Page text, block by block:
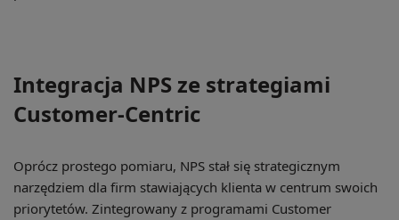
Integracja NPS ze strategiami
Customer-Centric
Oprócz prostego pomiaru, NPS stał się strategicznym
narzędziem dla firm stawiających klienta w centrum swoich
priorytetów. Zintegrowany z programami Customer